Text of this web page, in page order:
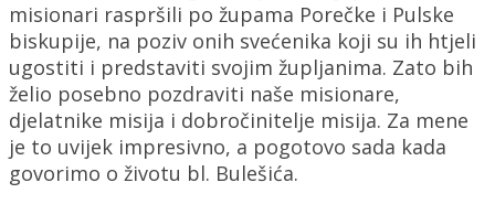
misionari raspršili po župama Porečke i Pulske
biskupije, na poziv onih svećenika koji su ih htjeli
ugostiti i predstaviti svojim župljanima. Zato bih
želio posebno pozdraviti naše misionare,
djelatnike misija i dobročinitelje misija. Za mene
je to uvijek impresivno, a pogotovo sada kada
govorimo o životu bl. Bulešića.